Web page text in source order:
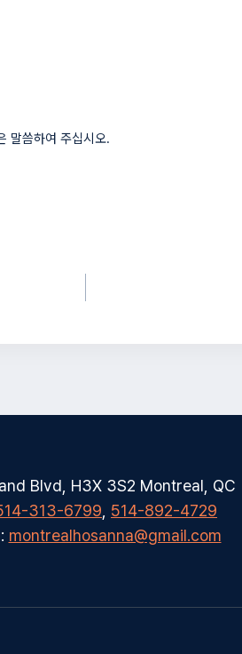
말씀하여 주십시오.
Blvd, H3X 3S2 Montreal, QC
313-6799 514-892-4729
montrealhosanna@gmail.com